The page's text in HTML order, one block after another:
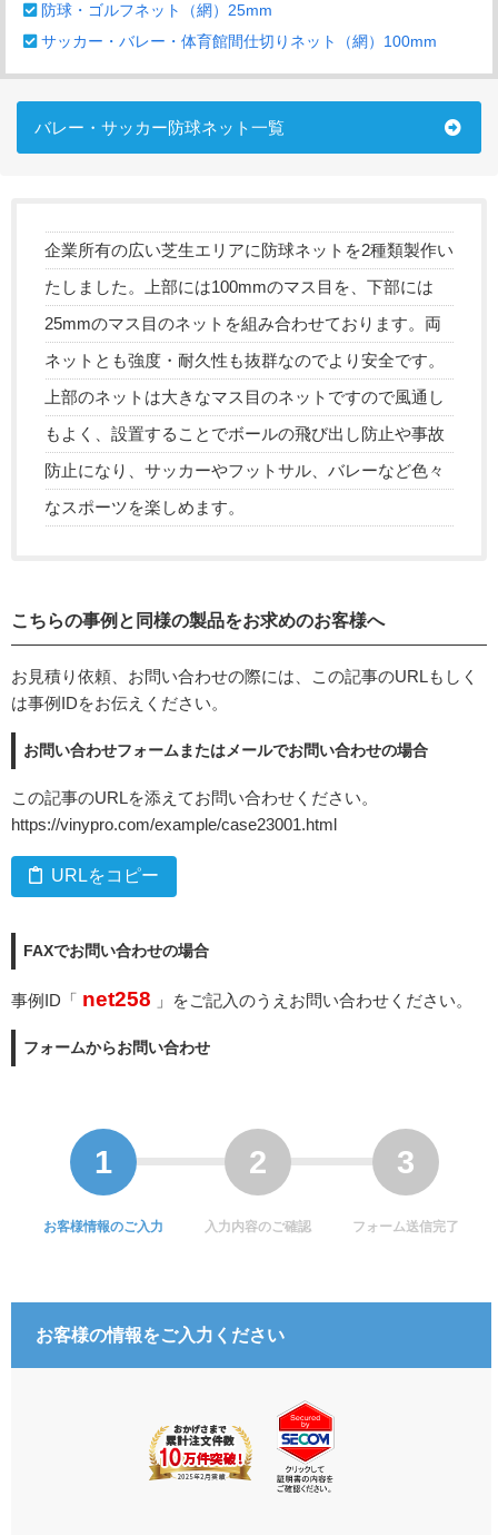
防球・ゴルフネット（網）25mm
サッカー・バレー・体育館間仕切りネット（網）100mm
バレー・サッカー防球ネット一覧
企業所有の広い芝生エリアに防球ネットを2種類製作い
たしました。上部には100mmのマス目を、下部には
25mmのマス目のネットを組み合わせております。両
ネットとも強度・耐久性も抜群なのでより安全です。
上部のネットは大きなマス目のネットですので風通し
もよく、設置することでボールの飛び出し防止や事故
防止になり、サッカーやフットサル、バレーなど色々
なスポーツを楽しめます。
こちらの事例と同様の製品をお求めのお客様へ
お見積り依頼、お問い合わせの際には、この記事のURLもしく
は事例IDをお伝えください。
お問い合わせフォームまたはメールでお問い合わせの場合
この記事のURLを添えてお問い合わせください。
https://vinypro.com/example/case23001.html
URLをコピー
FAXでお問い合わせの場合
事例ID「 net258 」をご記入のうえお問い合わせください。
フォームからお問い合わせ
お客様情報のご入力 入力内容のご確認 フォーム送信完了
お客様の情報をご入力ください